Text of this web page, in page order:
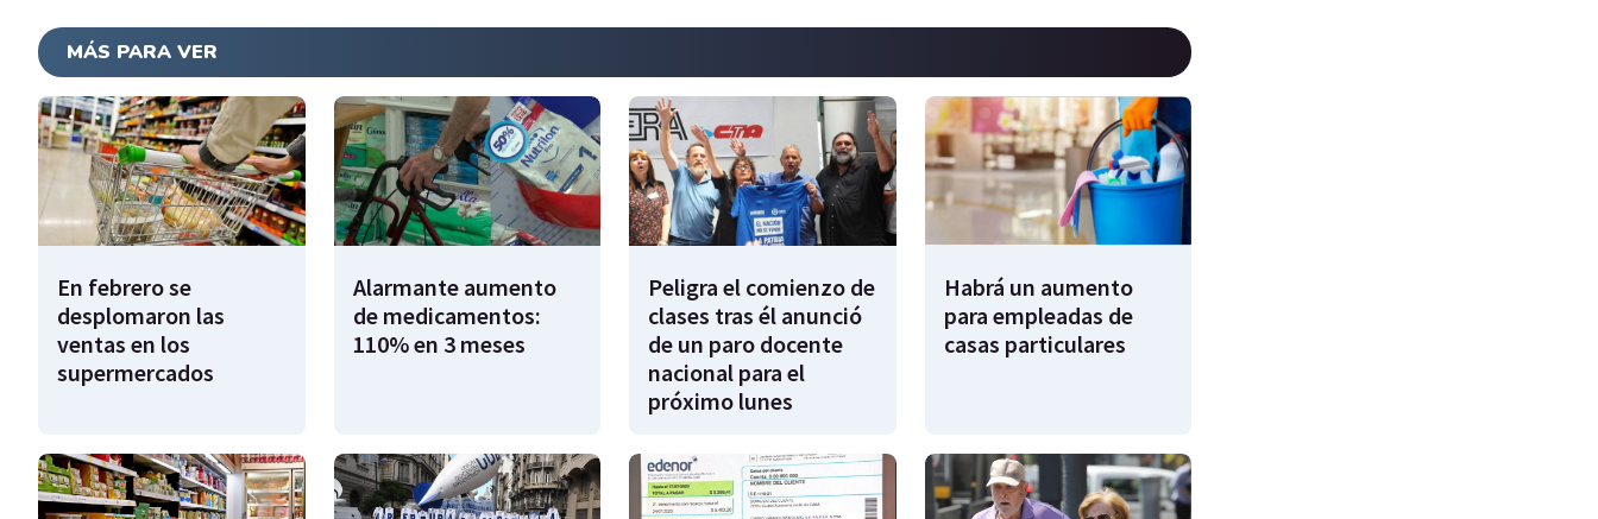
MÁS PARA VER
En febrero se
desplomaron las
ventas en los
supermercados
Alarmante aumento
de medicamentos:
110% en 3 meses
Peligra el comienzo de
clases tras él anunció
de un paro docente
nacional para el
próximo lunes
Habrá un aumento
para empleadas de
casas particulares